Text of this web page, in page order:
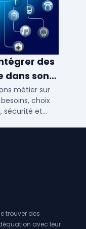
des
dans son
métier sur
choix
sécurité et
trouver des
avec leur